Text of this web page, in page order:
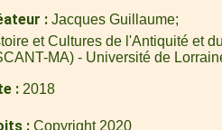
Jacques Guillaume
et Cultures de l'Antiquité et
MA) - Université de
2018
Copyright 2020